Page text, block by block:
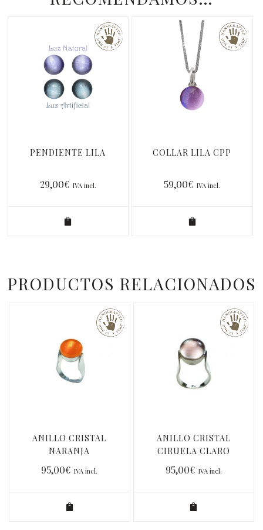
PENDIENTE LILA
29,00€ IVA incl.
COLLAR LILA CPP
59,00€ IVA incl.
PRODUCTOS RELACIONADOS
ANILLO CRISTAL
NARANJA
95,00€ IVA incl.
ANILLO CRISTAL
CIRUELA CLARO
95,00€ IVA incl.